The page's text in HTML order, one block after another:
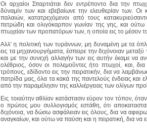
Οι αρχαίοι Σπαρτιάται δεν εντρέποντο δια την
δύναμίν των και εβεβαίωνε την ελευθερίαν των.
παλαιών, κατατρεχόμενοι από τους
πετρώδη και ολιγόκαρπον γωνίαν της γης, και ούτω
πτωχείαν των προπατόρων των, η οποία εις το μέσον
Αλλ' η πολιτική των τυράννων, μη δυναμένη με τα
εις τα μηχανουργήματα, έσπειρε την διχόνοιαν
και με την συνεχή αλλαγήν των εις αυτήν έκαμε να
ολέθριος, όσον οι πολεμοΰντες ήτο πτωχοί, και,
τρόπους, εδίδοντο εις την πειρατικήν, δια να
πατρίδα μας, όλα τα κακά της παντελούς ένδειας και
από την παραμέλησιν της καλλιέργειας των ολίγων
Εις τοιαύτην αθλίαν κατάστασιν εύρον τον τόπον,
ο πρώτος μου συλλογισμός εστάθη, ότι
διχόνοια, να δώσω ασφάλειαν εις όλους, δια να
αναγκαίων, και ούτω να παύση και η πειρατική, δια να